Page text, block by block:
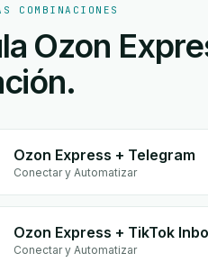
COMBINACIONES
Ozon
Ozon Express + Telegram
Conectar y Automatizar
Ozon Express + TikTok
Conectar y Automatizar